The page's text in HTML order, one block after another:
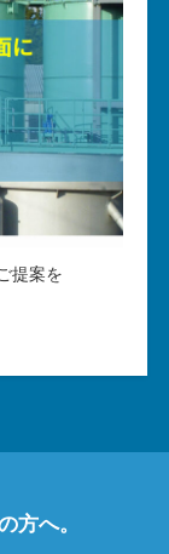
提案を
方へ。